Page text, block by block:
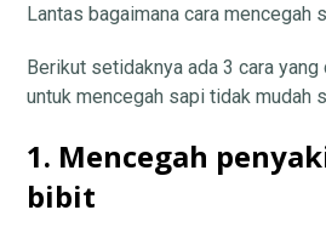
Lantas bagaimana cara mencegah
Berikut setidaknya ada 3 cara yang
untuk mencegah sapi tidak mudah
1. Mencegah
bibit